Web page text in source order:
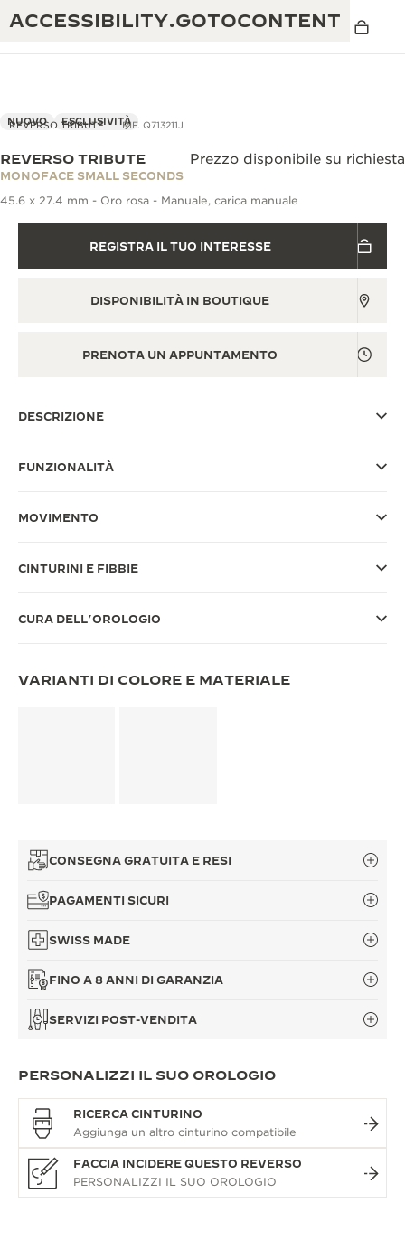
ACCESSIBILITY.GOTOCONTENT
GARANZIA JAEGER-LECOULTRE
THE GOLDEN RATIO MUSICAL SHOW
MOSTRA “THE PERPETUAL
THE DREAM SHAPER
THE STELLAR ODYSSEY
ECCELLENZA: OLTRE 190 ANNI DI TRADIZIONE
CREATIVITÀ: OLTRE 430 BREVETTI
MAESTRIA: 108 MESTIERI
REVERSO TRIBUTE RIF. Q713211J
NUOVO ESCLUSIVITÀ
REVERSO TRIBUTE
MONOFACE SMALL SECONDS
Prezzo disponibile su richiesta
45.6 x 27.4 mm - Oro rosa - Manuale, carica manuale
REGISTRA IL TUO INTERESSE
DISPONIBILITÀ IN BOUTIQUE
PRENOTA UN APPUNTAMENTO
DESCRIZIONE
FUNZIONALITÀ
MOVIMENTO
CINTURINI E FIBBIE
CURA DELL’OROLOGIO
VARIANTI DI COLORE E MATERIALE
CONSEGNA GRATUITA E RESI
PAGAMENTI SICURI
SWISS MADE
FINO A 8 ANNI DI GARANZIA
SERVIZI POST-VENDITA
PERSONALIZZI IL SUO OROLOGIO
RICERCA CINTURINO
FACCIA INCIDERE QUESTO REVERSO